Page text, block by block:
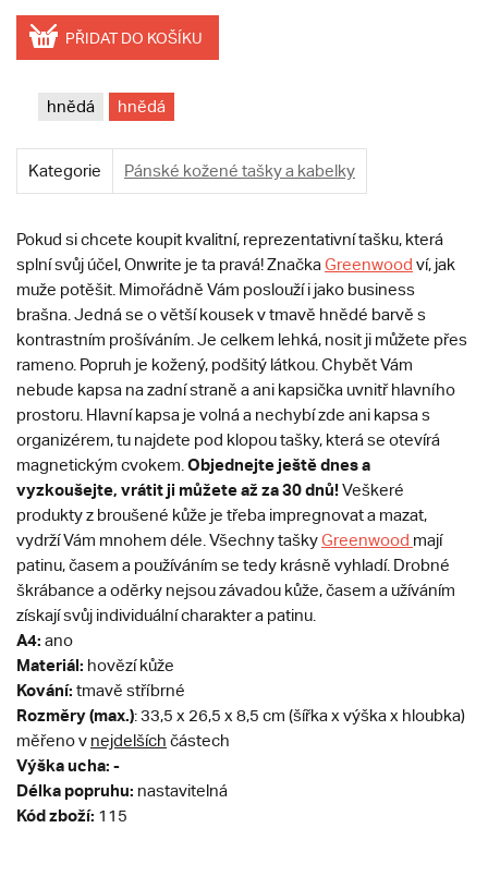
PŘIDAT DO KOŠÍKU
hnědá hnědá
Kategorie Pánské kožené tašky a kabelky
Pokud si chcete koupit kvalitní, reprezentativní tašku, která
splní svůj účel, Onwrite je ta pravá! Značka Greenwood ví, jak
muže potěšit. Mimořádně Vám poslouží i jako business
brašna. Jedná se o větší kousek v tmavě hnědé barvě s
kontrastním prošíváním. Je celkem lehká, nosit ji můžete přes
rameno. Popruh je kožený, podšitý látkou. Chybět Vám
nebude kapsa na zadní straně a ani kapsička uvnitř hlavního
prostoru. Hlavní kapsa je volná a nechybí zde ani kapsa s
organizérem, tu najdete pod klopou tašky, která se otevírá
magnetickým cvokem. Objednejte ještě dnes a
vyzkoušejte, vrátit ji můžete až za 30 dnů!Veškeré
produkty z broušené kůže je třeba impregnovat a mazat,
vydrží Vám mnohem déle. Všechny taškyGreenwood mají
patinu, časem a používáním se tedy krásně vyhladí. Drobné
škrábance a oděrky nejsou závadou kůže, časem a užíváním
získají svůj individuální charakter a patinu​.
A4: ano
Materiál: hovězí kůže
Kování: tmavě stříbrné
Rozměry (max.): 33,5 x 26,5 x 8,5 cm (šířka x výška x hloubka)
měřeno v nejdelších částech
Výška ucha: -
Délka popruhu: nastavitelná
Kód zboží: 115